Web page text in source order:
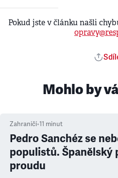
Pokud jste v článku našli
Mohlo by
Zahraničí•11 minut
Pedro Sanchéz se
populistů. Španělský
proudu